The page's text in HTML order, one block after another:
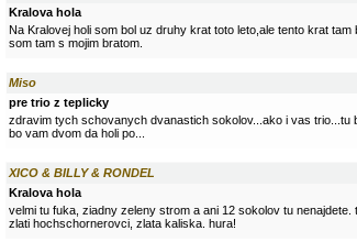
Kralova hola
Na Kralovej holi som bol uz druhy krat toto leto,ale tento krat
som tam s mojim bratom.
Miso
pre trio z teplicky
zdravim tych schovanych dvanastich sokolov...ako i vas trio...tu
bo vam dvom da holi po...
XICO & BILLY & RONDEL
Kralova hola
velmi tu fuka, ziadny zeleny strom a ani 12 sokolov tu
zlati hochschornerovci, zlata kaliska. hura!